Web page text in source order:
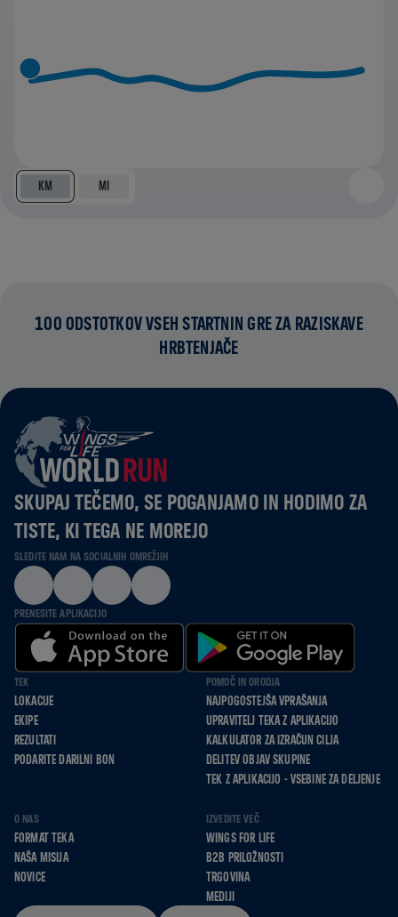
KM MI
100 ODSTOTKOV VSEH STARTNIN GRE ZA RAZISKAVE
HRBTENJAČE
SKUPAJ TEČEMO, SE POGANJAMO IN HODIMO ZA
TISTE, KI TEGA NE MOREJO
SLEDITE NAM NA SOCIALNIH OMREŽJIH
PRENESITE APLIKACIJO
TEK
LOKACIJE
EKIPE
REZULTATI
PODARITE DARILNI BON
POMOČ IN ORODJA
NAJPOGOSTEJŠA VPRAŠANJA
UPRAVITELJ TEKA Z APLIKACIJO
KALKULATOR ZA IZRAČUN CILJA
DELITEV OBJAV SKUPINE
TEK Z APLIKACIJO - VSEBINE ZA DELJENJE
O NAS
FORMAT TEKA
NAŠA MISIJA
NOVICE
IZVEDITE VEČ
WINGS FOR LIFE
B2B PRILOŽNOSTI
TRGOVINA
MEDIJI